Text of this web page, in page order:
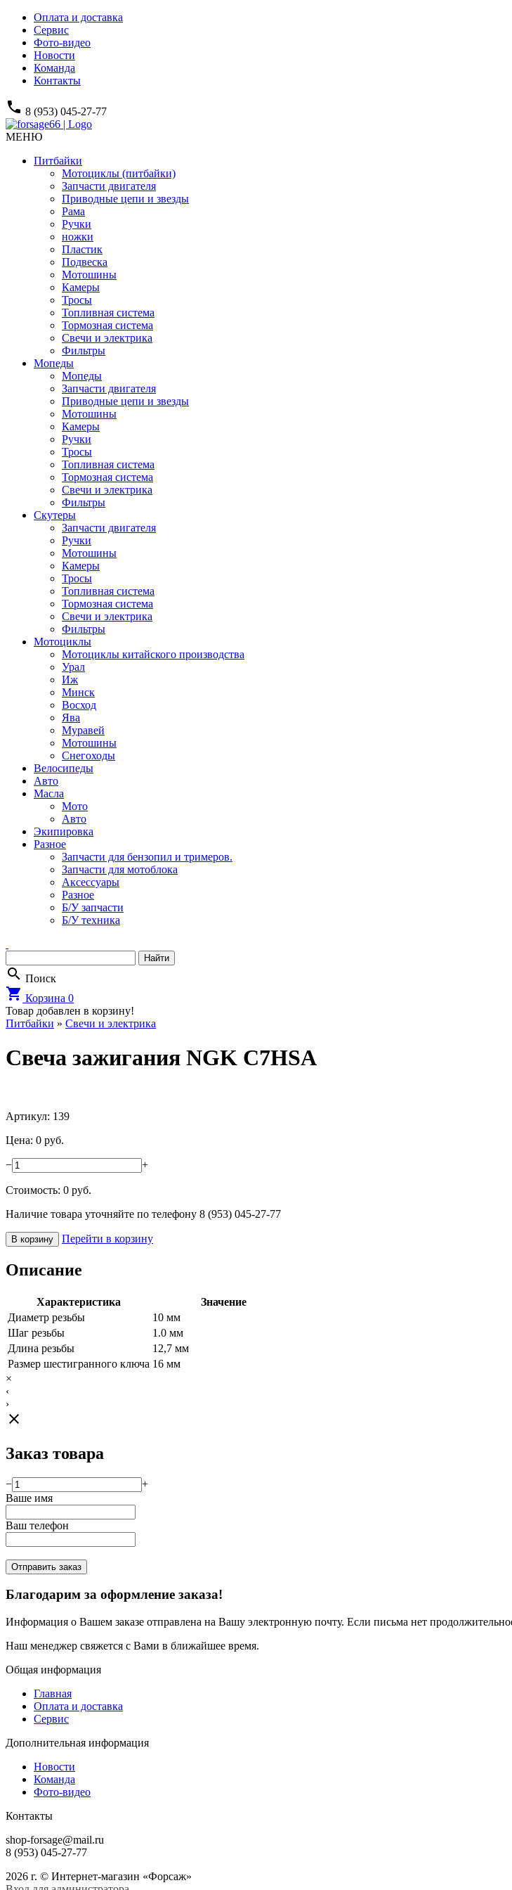
Оплата и доставка
Сервис
Фото-видео
Новости
Команда
Контакты
phone 8 (953) 045-27-77
МЕНЮ
Питбайки
Мотоциклы (питбайки)
Запчасти двигателя
Приводные цепи и звезды
Рама
Ручки
ножки
Пластик
Подвеска
Мотошины
Камеры
Тросы
Топливная система
Тормозная система
Свечи и электрика
Фильтры
Мопеды
Мопеды
Запчасти двигателя
Приводные цепи и звезды
Мотошины
Камеры
Ручки
Тросы
Топливная система
Тормозная система
Свечи и электрика
Фильтры
Cкутеры
Запчасти двигателя
Ручки
Мотошины
Камеры
Тросы
Топливная система
Тормозная система
Свечи и электрика
Фильтры
Мотоциклы
Мотоциклы китайского производства
Урал
Иж
Минск
Восход
Ява
Муравей
Мотошины
Снегоходы
Велосипеды
Авто
Масла
Мото
Авто
Экипировка
Разное
Запчасти для бензопил и тримеров.
Запчасти для мотоблока
Аксессуары
Разное
Б/У запчасти
Б/У техника
search Поиск
shopping_cart Корзина 0
Товар добавлен в корзину!
Питбайки » Свечи и электрика
Cвеча зажигания NGK C7HSA
Артикул: 139
Цена: 0 руб.
− +
Стоимость: 0 руб.
Наличие товара уточняйте по телефону 8 (953) 045-27-77
В корзину Перейти в корзину
Описание
Характеристика
Значение
Диаметр резьбы
10 мм
Шаг резьбы
1.0 мм
Длина резьбы
12,7 мм
Размер шестигранного ключа 16 мм
×
‹
›
close
Заказ товара
−
+
Ваше имя
Ваш телефон
Отправить заказ
Благодарим за оформление заказа!
Информация о Вашем заказе отправлена на Вашу электронную почту. Если письма нет
Наш менеджер свяжется с Вами в ближайшее время.
Общая информация
Главная
Оплата и доставка
Сервис
Дополнительная информация
Новости
Команда
Фото-видео
Контакты
shop-forsage@mail.ru
8 (953) 045-27-77
2026 г. © Интернет-магазин «Форсаж»